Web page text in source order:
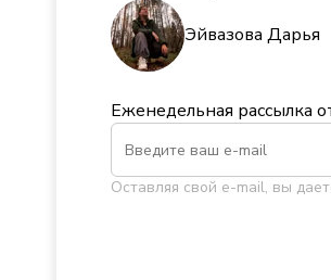
Эйвазова Дарья
Еженедельная рассылка
Оставляя свой e-mail, вы